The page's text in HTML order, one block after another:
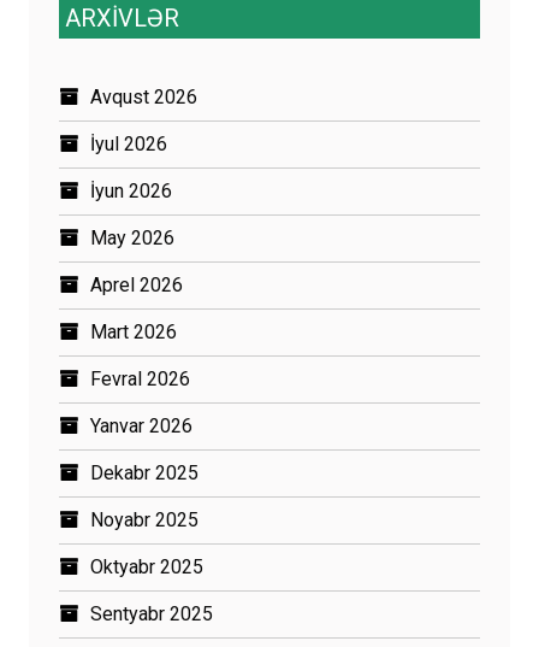
ARXİVLƏR
Avqust 2026
İyul 2026
İyun 2026
May 2026
Aprel 2026
Mart 2026
Fevral 2026
Yanvar 2026
Dekabr 2025
Noyabr 2025
Oktyabr 2025
Sentyabr 2025